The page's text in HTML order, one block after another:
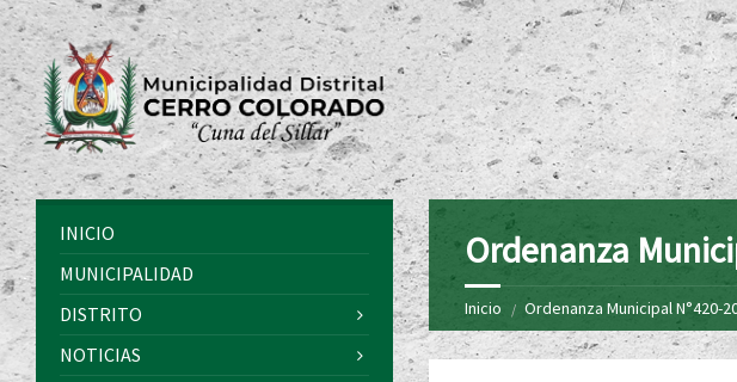
Ordenanza
Inicio Ordenanza Municipal N°420-
INICIO
MUNICIPALIDAD
DISTRITO
NOTICIAS